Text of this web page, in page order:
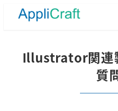
Illustrator関連
質